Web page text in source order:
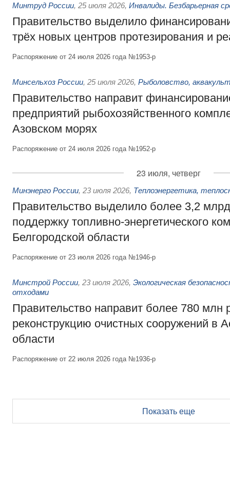
Минтруд России, 25 июля 2026, Инвалиды. Безбарьерная
Правительство выделило
трёх новых центров протезирования и
Распоряжение от 24 июля 2026 года №1953-р
Минсельхоз России, 25 июля 2026, Рыболовство,
Правительство направит
предприятий рыбохозяйственного
Азовском морях
Распоряжение от 24 июля 2026 года №1952-р
23 июля, четверг
Минэнерго России, 23 июля 2026, Теплоэнергетика,
Правительство выделило более 3,2
поддержку топливно-энергетического
Белгородской области
Распоряжение от 23 июля 2026 года №1946-р
Минстрой России, 23 июля 2026, Экологическая
отходами
Правительство направит более 780 млн
реконструкцию очистных сооружений в
области
Распоряжение от 22 июля 2026 года №1936-р
Показать еще